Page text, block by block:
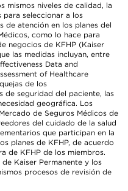
mismos niveles de calidad, la
seleccionar a los
de atención en los planes del
como lo hace para
negocios de KFHP (Kaiser
las medidas incluyan, entre
Data and
of Healthcare
de los
de seguridad del paciente, las
geográfica. Los
de Seguros Médicos de
del cuidado de la salud
que participan en la
planes de KFHP, de acuerdo
de KFHP de los miembros.
Kaiser Permanente y los
procesos de revisión de